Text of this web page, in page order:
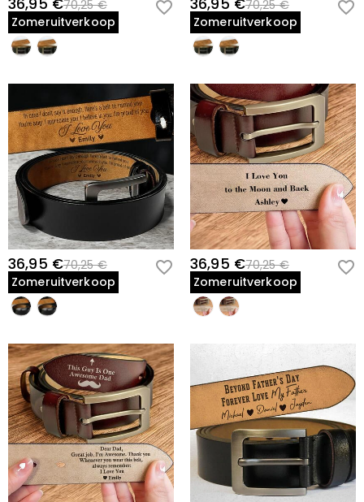
36,95 €70,25 €
Zomeruitverkoop
36,95 €70,25 €
Zomeruitverkoop
36,95 €70,25 €
Zomeruitverkoop
36,95 €70,25 €
Zomeruitverkoop